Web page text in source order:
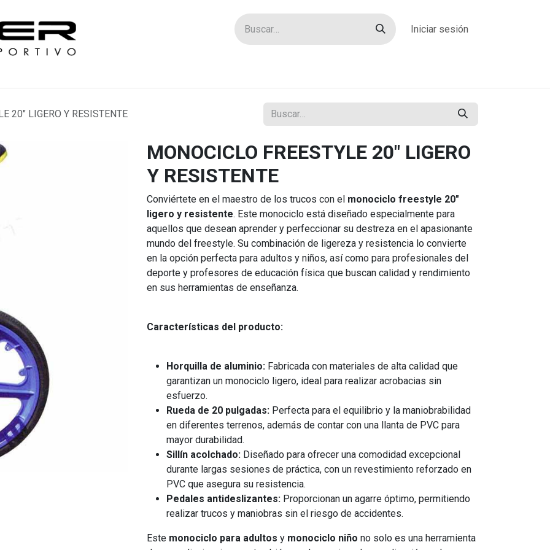
Iniciar sesión
20" LIGERO Y RESISTENTE
MONOCICLO FREESTYLE 20" LIGERO
Y RESISTENTE
Conviértete en el maestro de los trucos con el monociclo freestyle 20"
ligero y resistente. Este monociclo está diseñado especialmente para
aquellos que desean aprender y perfeccionar su destreza en el apasionante
mundo del freestyle. Su combinación de ligereza y resistencia lo convierte
en la opción perfecta para adultos y niños, así como para profesionales del
deporte y profesores de educación física que buscan calidad y rendimiento
en sus herramientas de enseñanza.
Características del producto:
Horquilla de aluminio: Fabricada con materiales de alta calidad que
garantizan un monociclo ligero, ideal para realizar acrobacias sin
esfuerzo.
Rueda de 20 pulgadas: Perfecta para el equilibrio y la maniobrabilidad
en diferentes terrenos, además de contar con una llanta de PVC para
mayor durabilidad.
Sillín acolchado: Diseñado para ofrecer una comodidad excepcional
durante largas sesiones de práctica, con un revestimiento reforzado en
PVC que asegura su resistencia.
Pedales antideslizantes: Proporcionan un agarre óptimo, permitiendo
realizar trucos y maniobras sin el riesgo de accidentes.
Este monociclo para adultos y monociclo niño no solo es una herramienta